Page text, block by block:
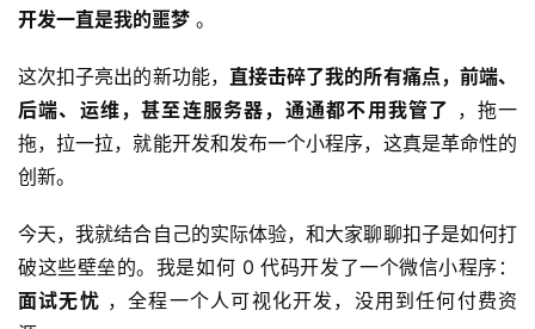
开发一直是我的噩梦 。
这次扣子亮出的新功能， 直接击碎了我的所有痛点，前端、
后端、运维，甚至连服务器，通通都不用我管了 ，拖一
拖，拉一拉，就能开发和发布一个小程序，这真是革命性的
创新。
今天，我就结合自己的实际体验，和大家聊聊扣子是如何打
破这些壁垒的。我是如何 0 代码开发了一个微信小程序：
面试无忧 ，全程一个人可视化开发，没用到任何付费资